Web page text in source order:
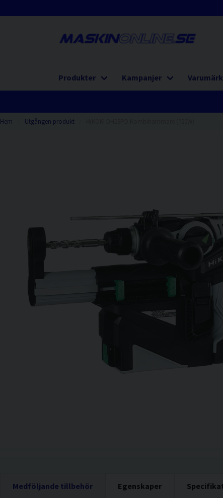
Produkter Kampanjer
Hem Utgången produkt
Medföljande tillbehör Egenskaper